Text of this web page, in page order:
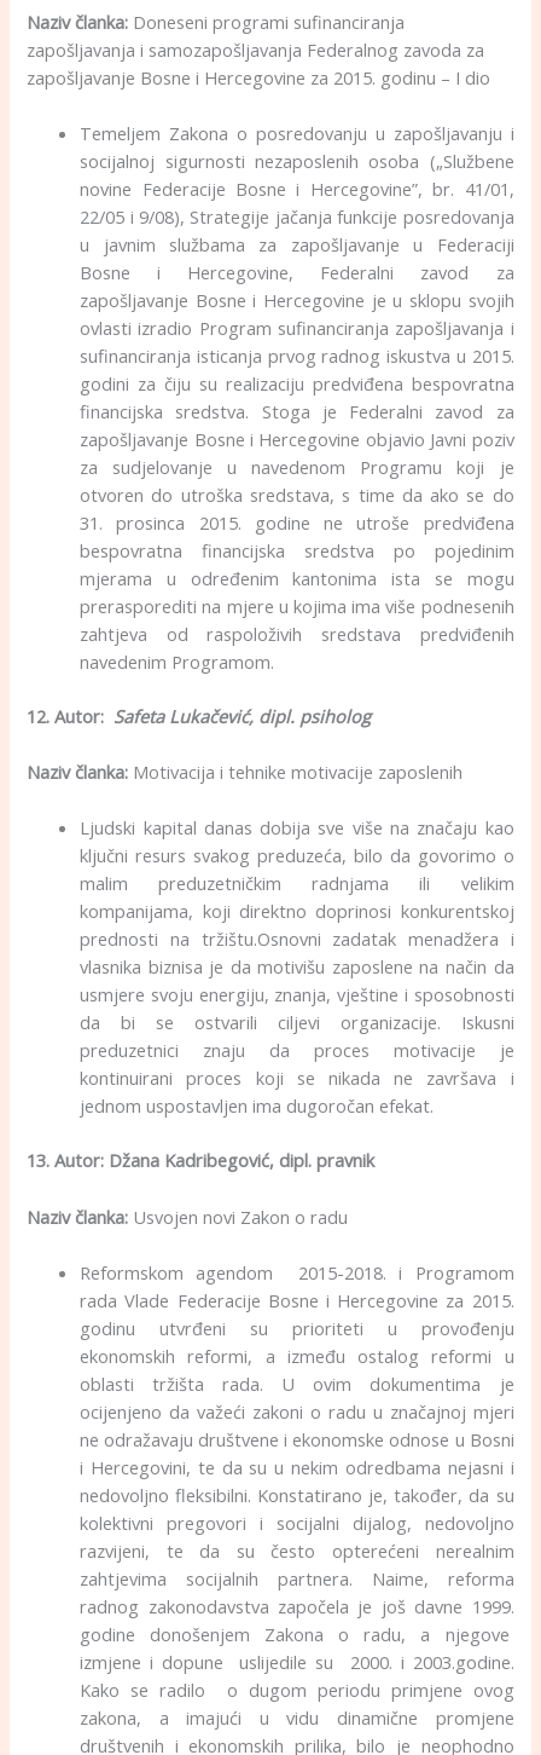
Naziv članka: Doneseni programi sufinanciranja
zapošljavanja i samozapošljavanja Federalnog zavoda za
zapošljavanje Bosne i Hercegovine za 2015. godinu – I dio
Temeljem Zakona o posredovanju u zapošljavanju i
socijalnoj sigurnosti nezaposlenih osoba („Službene
novine Federacije Bosne i Hercegovine”, br. 41/01,
22/05 i 9/08), Strategije jačanja funkcije posredovanja
u javnim službama za zapošljavanje u Federaciji
Bosne i Hercegovine, Federalni zavod za
zapošljavanje Bosne i Hercegovine je u sklopu svojih
ovlasti izradio Program sufinanciranja zapošljavanja i
sufinanciranja isticanja prvog radnog iskustva u 2015.
godini za čiju su realizaciju predviđena bespovratna
financijska sredstva. Stoga je Federalni zavod za
zapošljavanje Bosne i Hercegovine objavio Javni poziv
za sudjelovanje u navedenom Programu koji je
otvoren do utroška sredstava, s time da ako se do
31. prosinca 2015. godine ne utroše predviđena
bespovratna financijska sredstva po pojedinim
mjerama u određenim kantonima ista se mogu
prerasporediti na mjere u kojima ima više podnesenih
zahtjeva od raspoloživih sredstava predviđenih
navedenim Programom.
12. Autor: Safeta Lukačević, dipl. psiholog
Naziv članka: Motivacija i tehnike motivacije zaposlenih
Ljudski kapital danas dobija sve više na značaju kao
ključni resurs svakog preduzeća, bilo da govorimo o
malim preduzetničkim radnjama ili velikim
kompanijama, koji direktno doprinosi konkurentskoj
prednosti na tržištu.Osnovni zadatak menadžera i
vlasnika biznisa je da motivišu zaposlene na način da
usmjere svoju energiju, znanja, vještine i sposobnosti
da bi se ostvarili ciljevi organizacije. Iskusni
preduzetnici znaju da proces motivacije je
kontinuirani proces koji se nikada ne završava i
jednom uspostavljen ima dugoročan efekat.
13. Autor: Džana Kadribegović, dipl. pravnik
Naziv članka: Usvojen novi Zakon o radu
Reformskom agendom 2015-2018. i Programom
rada Vlade Federacije Bosne i Hercegovine za 2015.
godinu utvrđeni su prioriteti u provođenju
ekonomskih reformi, a između ostalog reformi u
oblasti tržišta rada. U ovim dokumentima je
ocijenjeno da važeći zakoni o radu u značajnoj mjeri
ne odražavaju društvene i ekonomske odnose u Bosni
i Hercegovini, te da su u nekim odredbama nejasni i
nedovoljno fleksibilni. Konstatirano je, također, da su
kolektivni pregovori i socijalni dijalog, nedovoljno
razvijeni, te da su često opterećeni nerealnim
zahtjevima socijalnih partnera. Naime, reforma
radnog zakonodavstva započela je još davne 1999.
godine donošenjem Zakona o radu, a njegove
izmjene i dopune uslijedile su 2000. i 2003.godine.
Kako se radilo o dugom periodu primjene ovog
zakona, a imajući u vidu dinamične promjene
društvenih i ekonomskih prilika, bilo je neophodno